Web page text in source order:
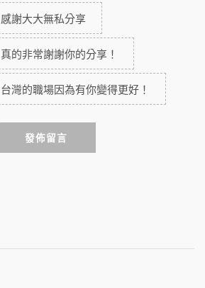
感謝大大無私分享
真的非常謝謝你的分享！
台灣的職場因為有你變得更好！
發佈留言